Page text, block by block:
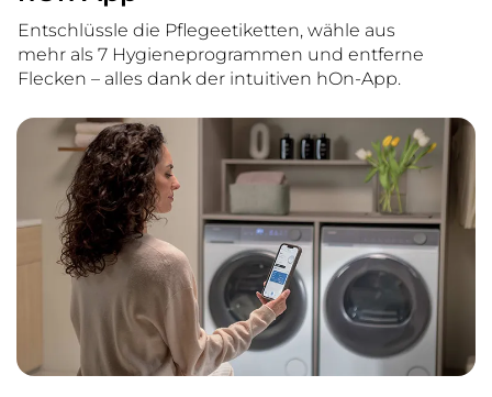
Entschlüssle die Pflegeetiketten, wähle aus
mehr als 7 Hygieneprogrammen und entferne
Flecken – alles dank der intuitiven hOn-App.